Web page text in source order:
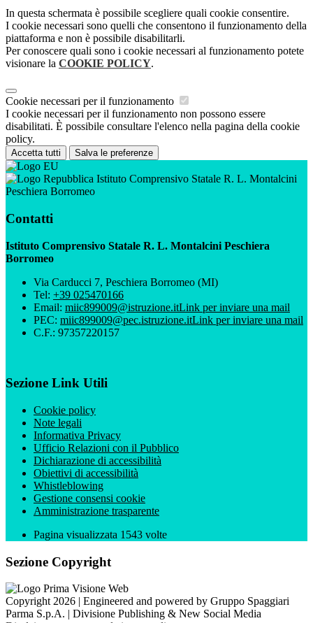
In questa schermata è possibile scegliere quali cookie consentire.
I cookie necessari sono quelli che consentono il funzionamento della
piattaforma e non è possibile disabilitarli.
Per conoscere quali sono i cookie necessari al funzionamento potete
visionare la COOKIE POLICY.
Cookie necessari per il funzionamento
I cookie necessari per il funzionamento non possono essere
disabilitati. È possibile consultare l'elenco nella pagina della cookie
policy.
Accetta tutti Salva le preferenze
Istituto Comprensivo Statale R. L. Montalcini
Peschiera Borromeo
Contatti
Istituto Comprensivo Statale R. L. Montalcini Peschiera
Borromeo
Via Carducci 7, Peschiera Borromeo (MI)
Tel: +39 025470166
Email: miic899009@istruzione.itLink per inviare una mail
PEC: miic899009@pec.istruzione.itLink per inviare una mail
C.F.: 97357220157
Sezione Link Utili
Cookie policy
Note legali
Informativa Privacy
Ufficio Relazioni con il Pubblico
Dichiarazione di accessibilità
Obiettivi di accessibilità
Whistleblowing
Gestione consensi cookie
Amministrazione trasparente
Pagina visualizzata 1543 volte
Sezione Copyright
Copyright 2026 | Engineered and powered by Gruppo Spaggiari
Parma S.p.A. | Divisione Publishing & New Social Media